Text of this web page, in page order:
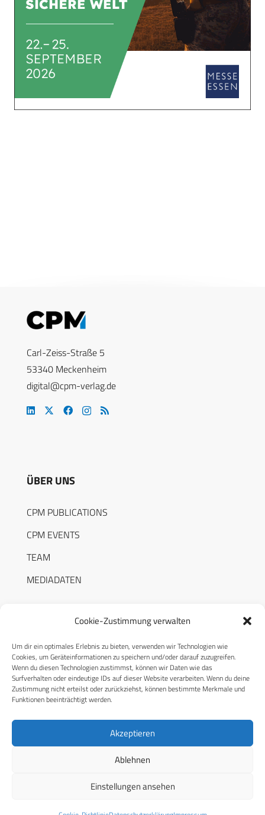
Cookie-Zustimmung verwalten
Um dir ein optimales Erlebnis zu bieten, verwenden wir Technologien wie
Cookies, um Geräteinformationen zu speichern und/oder darauf zuzugreifen.
Wenn du diesen Technologien zustimmst, können wir Daten wie das
Surfverhalten oder eindeutige IDs auf dieser Website verarbeiten. Wenn du deine
Zustimmung nicht erteilst oder zurückziehst, können bestimmte Merkmale und
Funktionen beeinträchtigt werden.
Akzeptieren
Ablehnen
Einstellungen ansehen
Carl-Zeiss-Straße 5
53340 Meckenheim
digital@cpm-verlag.de
ÜBER UNS
CPM PUBLICATIONS
CPM EVENTS
TEAM
MEDIADATEN
RECHTLICHES
Datenschutzerklärung
Cookie-Richtlinie (EU)